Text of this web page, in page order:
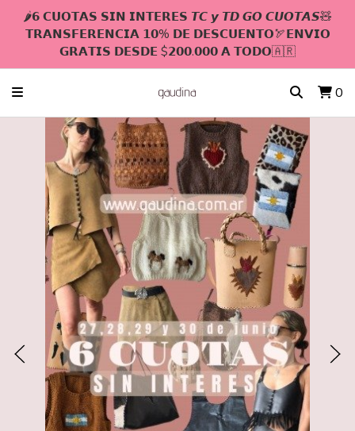
🌶𝟲 𝗖𝗨𝗢𝗧𝗔𝗦 𝗦𝗜𝗡 𝗜𝗡𝗧𝗘𝗥𝗘𝗦 𝙏𝘾 𝙮 𝙏𝘿 𝙂𝙊 𝘾𝙐𝙊𝙏𝘼𝙎🧸
𝗧𝗥𝗔𝗡𝗦𝗙𝗘𝗥𝗘𝗡𝗖𝗜𝗔 𝟭𝟬% 𝗗𝗘 𝗗𝗘𝗦𝗖𝗨𝗘𝗡𝗧𝗢🏹𝗘𝗡𝗩𝗜𝗢
𝗚𝗥𝗔𝗧𝗜𝗦 𝗗𝗘𝗦𝗗𝗘 $𝟮𝟬𝟬.𝟬𝟬𝟬 𝗔 𝗧𝗢𝗗𝗢🇦🇷
0